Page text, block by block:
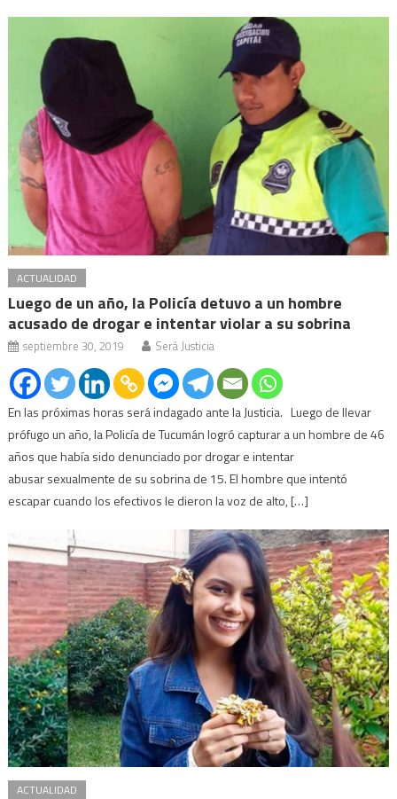
ACTUALIDAD
Luego de un año, la Policía detuvo a un hombre
acusado de drogar e intentar violar a su sobrina
septiembre 30, 2019 Será Justicia
En las próximas horas será indagado ante la Justicia. Luego de llevar
prófugo un año, la Policía de Tucumán logró capturar a un hombre de 46
años que había sido denunciado por drogar e intentar
abusar sexualmente de su sobrina de 15. El hombre que intentó
escapar cuando los efectivos le dieron la voz de alto, […]
ACTUALIDAD